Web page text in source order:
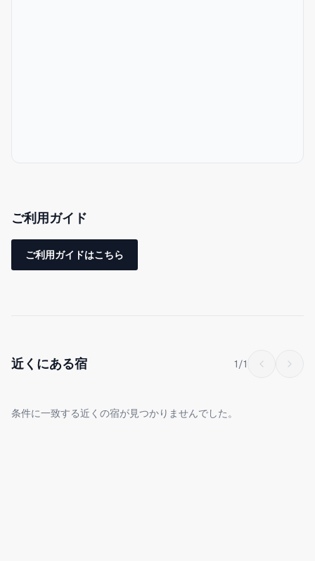
-全室に高速WiFI完備
広くて開放的なフロア。今まで最も少ない方で2人、最も多い方で
ビルの入口を入って階段で3階に上がります。3階の入口を入る
ご利用ガイド
ご利用ガイドはこちら
近くにある宿 1/1
条件に一致する近くの宿が見つかりませんでした。